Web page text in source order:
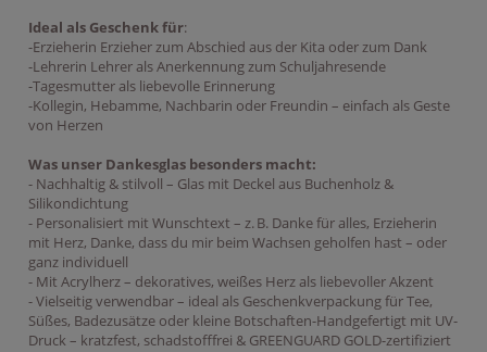
Ideal als Geschenk für:
-Erzieherin Erzieher zum Abschied aus der Kita oder zum Dank
-Lehrerin Lehrer als Anerkennung zum Schuljahresende
-Tagesmutter als liebevolle Erinnerung
-Kollegin, Hebamme, Nachbarin oder Freundin – einfach als Geste
von Herzen
Was unser Dankesglas besonders macht:
- Nachhaltig & stilvoll – Glas mit Deckel aus Buchenholz &
Silikondichtung
- Personalisiert mit Wunschtext – z. B. Danke für alles, Erzieherin
mit Herz, Danke, dass du mir beim Wachsen geholfen hast – oder
ganz individuell
- Mit Acrylherz – dekoratives, weißes Herz als liebevoller Akzent
- Vielseitig verwendbar – ideal als Geschenkverpackung für Tee,
Süßes, Badezusätze oder kleine Botschaften-Handgefertigt mit UV-
Druck – kratzfest, schadstofffrei & GREENGUARD GOLD-zertifiziert